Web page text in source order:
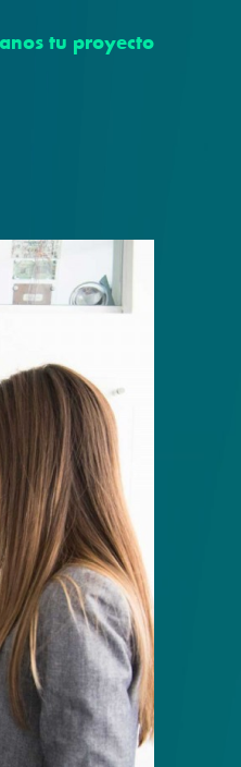
tu proyecto